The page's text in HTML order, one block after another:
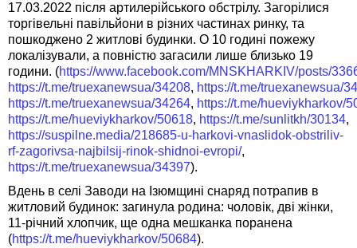
17.03.2022 після артилерійського обстрілу. Загорілися
торгівельні павільйони в різних частинах ринку, та
пошкоджено 2 житлові будинки. О 10 годині пожежу
локалізували, а повністю загасили лише близько 19
години. (https://www.facebook.com/MNSKHARKIV/posts/
https://t.me/truexanewsua/34208, https://t.me/truexanewsua/
https://t.me/truexanewsua/34264, https://t.me/hueviykharkov/
https://t.me/hueviykharkov/50618, https://t.me/sunlitkh/30134,
https://suspilne.media/218685-u-harkovi-vnaslidok-obstriliv-
rf-zagorivsa-najbilsij-rinok-shidnoi-evropi/,
https://t.me/truexanewsua/34397).
Вдень в селі Заводи на Ізюмщині снаряд потрапив в
житловий будинок: загинула родина: чоловік, дві жінки,
11-річний хлопчик, ще одна мешканка поранена
(https://t.me/hueviykharkov/50684).